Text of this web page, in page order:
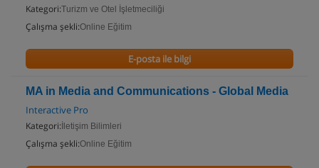
Kategori:Turizm ve Otel İşletmeciliği
Çalışma şekli:Online Eğitim
E-posta ile bilgi
MA in Media and Communications - Global Media
Interactive Pro
Kategori: İletişim Bilimleri
Çalışma şekli:Online Eğitim